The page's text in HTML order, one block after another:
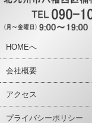
HOMEへ
会社概要
アクセス
プライバシーポリシー